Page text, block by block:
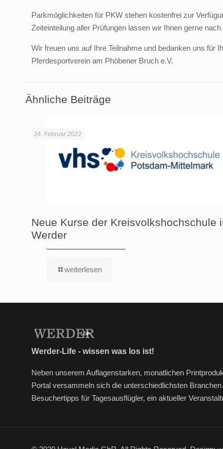
Parkmöglichkeiten für PKW stehen kostenfrei zur
Zeiteinteilung aller Prüfungen lassen wir Ihnen gerne
Wir freuen uns auf Ihre Teilnahme und bedanken uns für
Pferdesportverein am Phöbener Bruch e.V.
Ähnliche Beiträge
24. Februar 2022
Neue Kurse der Kreisvolkshochschule
Werder
weiterlesen
Werder-Life - wissen was los ist!
Neben unserem Auflagenstarken, monatlichen
Portal versammeln sich die unterschiedlichsten
Besuchertipps für Tagesausflügler, ein aktueller